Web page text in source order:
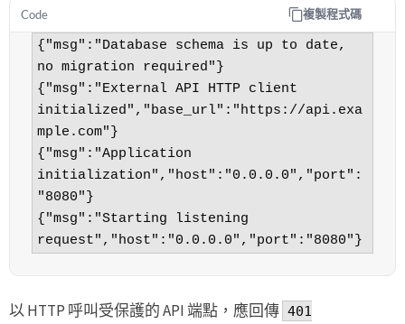
Code 複製程式碼
{"msg":"Database schema is up to date,
no migration required"}
{"msg":"External API HTTP client
initialized","base_url":"https://api.exa
mple.com"}
{"msg":"Application
initialization","host":"0.0.0.0","port":
"8080"}
{"msg":"Starting listening
request","host":"0.0.0.0","port":"8080"}
以 HTTP 呼叫受保護的 API 端點，應回傳 401